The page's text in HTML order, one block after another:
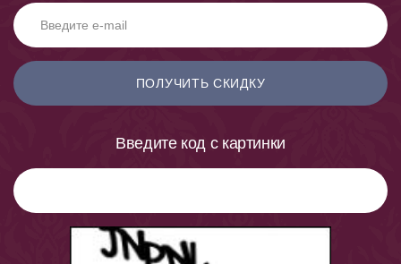
ПОЛУЧИТЬ СКИДКУ
Введите код с картинки